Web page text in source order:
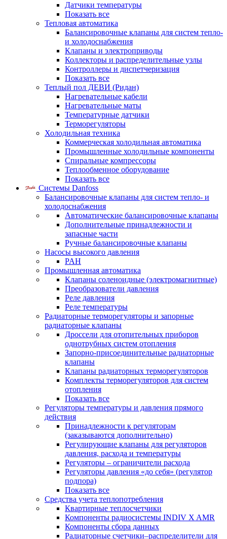
Датчики температуры
Показать все
Тепловая автоматика
Балансировочные клапаны для систем тепло-
и холодоснабжения
Клапаны и электроприводы
Коллекторы и распределительные узлы
Контроллеры и диспетчеризация
Показать все
Теплый пол ДЕВИ (Ридан)
Нагревательные кабели
Нагревательные маты
Температурные датчики
Терморегуляторы
Холодильная техника
Коммерческая холодильная автоматика
Промышленные холодильные компоненты
Спиральные компрессоры
Теплообменное оборудование
Показать все
Системы Danfoss
Балансировочные клапаны для систем тепло- и
холодоснабжения
Автоматические балансировочные клапаны
Дополнительные принадлежности и
запасные части
Ручные балансировочные клапаны
Насосы высокого давления
PAH
Промышленная автоматика
Клапаны соленоидные (электромагнитные)
Преобразователи давления
Реле давления
Реле температуры
Радиаторные терморегуляторы и запорные
радиаторные клапаны
Дроссели для отопительных приборов
однотрубных систем отопления
Запорно-присоединительные радиаторные
клапаны
Клапаны радиаторных терморегуляторов
Комплекты терморегуляторов для систем
отопления
Показать все
Регуляторы температуры и давления прямого
действия
Принадлежности к регуляторам
(заказываются дополнительно)
Регулирующие клапаны для регуляторов
давления, расхода и температуры
Регуляторы – ограничители расхода
Регуляторы давления «до себя» (регулятор
подпора)
Показать все
Средства учета теплопотребления
Квартирные теплосчетчики
Компоненты радиосистемы INDIV X AMR
Компоненты сбора данных
Радиаторные счетчики–распределители для